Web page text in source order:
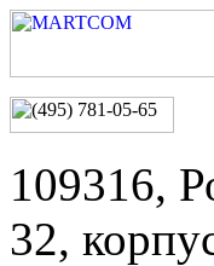
109316,
32,